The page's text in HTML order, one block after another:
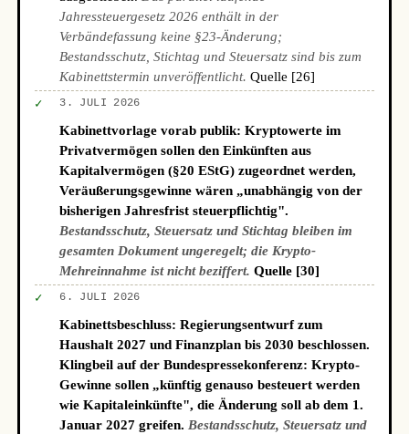
Jahressteuergesetz 2026 enthält in der
Verbändefassung keine §23-Änderung;
Bestandsschutz, Stichtag und Steuersatz sind bis zum
Kabinettstermin unveröffentlicht. Quelle [26]
✓ 3. JULI 2026
Kabinettvorlage vorab publik: Kryptowerte im
Privatvermögen sollen den Einkünften aus
Kapitalvermögen (§20 EStG) zugeordnet werden,
Veräußerungsgewinne wären „unabhängig von der
bisherigen Jahresfrist steuerpflichtig".
Bestandsschutz, Steuersatz und Stichtag bleiben im
gesamten Dokument ungeregelt; die Krypto-
Mehreinnahme ist nicht beziffert. Quelle [30]
✓ 6. JULI 2026
Kabinettsbeschluss: Regierungsentwurf zum
Haushalt 2027 und Finanzplan bis 2030 beschlossen.
Klingbeil auf der Bundespressekonferenz: Krypto-
Gewinne sollen „künftig genauso besteuert werden
wie Kapitaleinkünfte", die Änderung soll ab dem 1.
Januar 2027 greifen. Bestandsschutz, Steuersatz und